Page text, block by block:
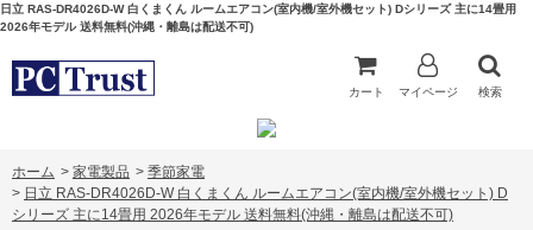
日立 RAS-DR4026D-W 白くまくん ルームエアコン(室内機/室外機セット) Dシリーズ 主に14畳用
2026年モデル 送料無料(沖縄・離島は配送不可)
カート マイページ 検索
ホーム > 家電製品 > 季節家電
> 日立 RAS-DR4026D-W 白くまくん ルームエアコン(室内機/室外機セット) D
シリーズ 主に14畳用 2026年モデル 送料無料(沖縄・離島は配送不可)